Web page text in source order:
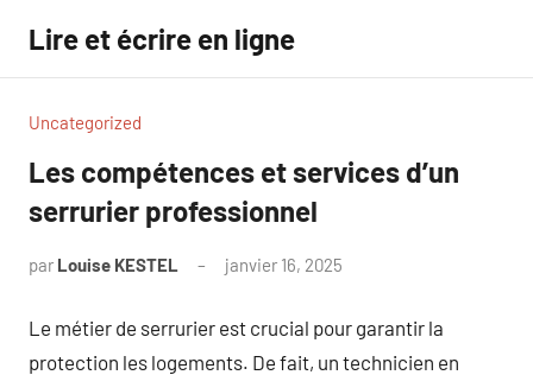
contenu
Lire et écrire en ligne
Uncategorized
Les compétences et services d’un
serrurier professionnel
par Louise KESTEL janvier 16, 2025
Le métier de serrurier est crucial pour garantir la
protection les logements. De fait, un technicien en